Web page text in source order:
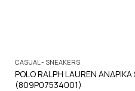
CASUAL - SNEAKERS
POLO RALPH LAUREN ΑΝΔΡΙΚΑ
(809P07534001)